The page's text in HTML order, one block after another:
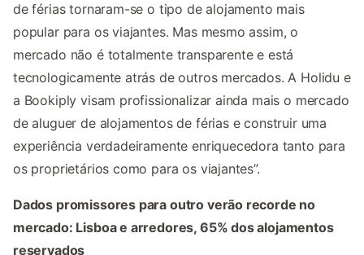
de férias tornaram-se o tipo de alojamento mais
popular para os viajantes. Mas mesmo assim, o
mercado não é totalmente transparente e está
tecnologicamente atrás de outros mercados. A Holidu e
a Bookiply visam profissionalizar ainda mais o mercado
de aluguer de alojamentos de férias e construir uma
experiência verdadeiramente enriquecedora tanto para
os proprietários como para os viajantes”.
Dados promissores para outro verão recorde no
mercado: Lisboa e arredores, 65% dos alojamentos
reservados